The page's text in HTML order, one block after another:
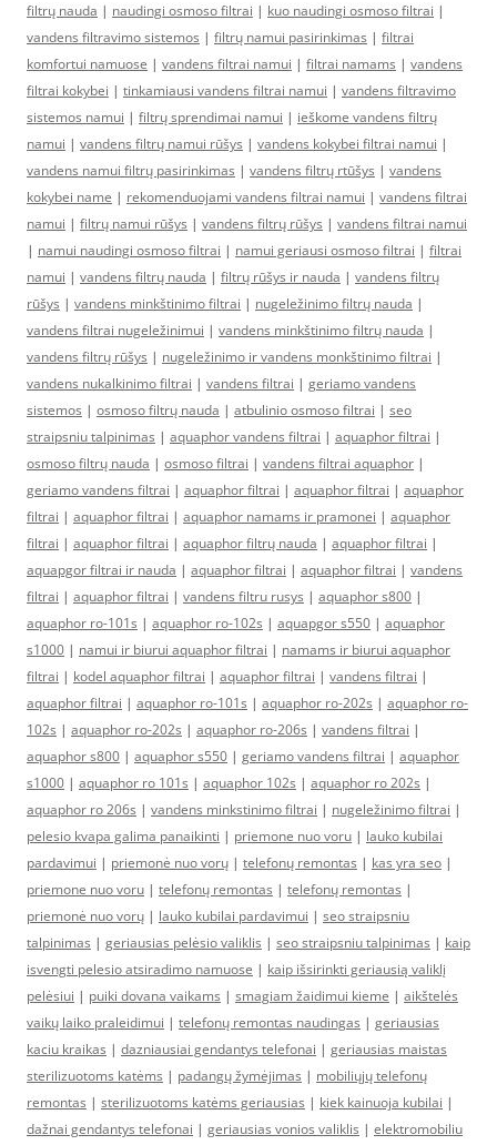
filtrų nauda | naudingi osmoso filtrai | kuo naudingi osmoso filtrai |
vandens filtravimo sistemos | filtrų namui pasirinkimas | filtrai
komfortui namuose | vandens filtrai namui | filtrai namams | vandens
filtrai kokybei | tinkamiausi vandens filtrai namui | vandens filtravimo
sistemos namui | filtrų sprendimai namui | ieškome vandens filtrų
namui | vandens filtrų namui rūšys | vandens kokybei filtrai namui |
vandens namui filtrų pasirinkimas | vandens filtrų rtūšys | vandens
kokybei name | rekomenduojami vandens filtrai namui | vandens filtrai
namui | filtrų namui rūšys | vandens filtrų rūšys | vandens filtrai namui
| namui naudingi osmoso filtrai | namui geriausi osmoso filtrai | filtrai
namui | vandens filtrų nauda | filtrų rūšys ir nauda | vandens filtrų
rūšys | vandens minkštinimo filtrai | nugeležinimo filtrų nauda |
vandens filtrai nugeležinimui | vandens minkštinimo filtrų nauda |
vandens filtrų rūšys | nugeležinimo ir vandens monkštinimo filtrai |
vandens nukalkinimo filtrai | vandens filtrai | geriamo vandens
sistemos | osmoso filtrų nauda | atbulinio osmoso filtrai | seo
straipsniu talpinimas | aquaphor vandens filtrai | aquaphor filtrai |
osmoso filtrų nauda | osmoso filtrai | vandens filtrai aquaphor |
geriamo vandens filtrai | aquaphor filtrai | aquaphor filtrai | aquaphor
filtrai | aquaphor filtrai | aquaphor namams ir pramonei | aquaphor
filtrai | aquaphor filtrai | aquaphor filtrų nauda | aquaphor filtrai |
aquapgor filtrai ir nauda | aquaphor filtrai | aquaphor filtrai | vandens
filtrai | aquaphor filtrai | vandens filtru rusys | aquaphor s800 |
aquaphor ro-101s | aquaphor ro-102s | aquapgor s550 | aquaphor
s1000 | namui ir biurui aquaphor filtrai | namams ir biurui aquaphor
filtrai | kodel aquaphor filtrai | aquaphor filtrai | vandens filtrai |
aquaphor filtrai | aquaphor ro-101s | aquaphor ro-202s | aquaphor ro-
102s | aquaphor ro-202s | aquaphor ro-206s | vandens filtrai |
aquaphor s800 | aquaphor s550 | geriamo vandens filtrai | aquaphor
s1000 | aquaphor ro 101s | aquaphor 102s | aquaphor ro 202s |
aquaphor ro 206s | vandens minkstinimo filtrai | nugeležinimo filtrai |
pelesio kvapa galima panaikinti | priemone nuo voru | lauko kubilai
pardavimui | priemonė nuo vorų | telefonų remontas | kas yra seo |
priemone nuo voru | telefonų remontas | telefonų remontas |
priemonė nuo vorų | lauko kubilai pardavimui | seo straipsniu
talpinimas | geriausias pelėsio valiklis | seo straipsniu talpinimas | kaip
isvengti pelesio atsiradimo namuose | kaip išsirinkti geriausią valiklį
pelėsiui | puiki dovana vaikams | smagiam žaidimui kieme | aikštelės
vaikų laiko praleidimui | telefonų remontas naudingas | geriausias
kaciu kraikas | dazniausiai gendantys telefonai | geriausias maistas
sterilizuotoms katėms | padangų žymėjimas | mobiliųjų telefonų
remontas | sterilizuotoms katėms geriausias | kiek kainuoja kubilai |
dažnai gendantys telefonai | geriausias vonios valiklis | elektromobiliu